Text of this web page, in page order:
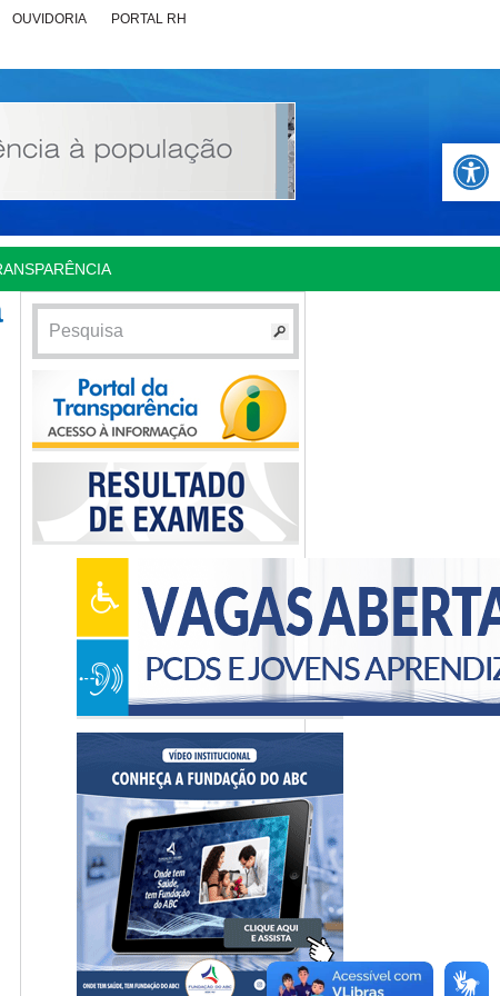
Abrir
OUVIDORIA PORTAL RH